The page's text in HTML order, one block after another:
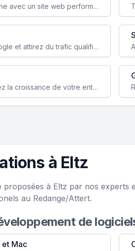
Augmentez votre visibilité et crédibilité en ligne avec un site web performant, conçu pour attirer plus de clients.
Boostez la visibilité de votre site web sur Google et attirez du trafic qualifié grâce à nos stratégies SEO.
Augmentez votre notoriété en ligne et stimulez la croissance de votre entreprise grâce à une stratégie sociale sur mesure.
à Eltz
à Eltz par nos experts
au Redange/Attert.
de
Mac